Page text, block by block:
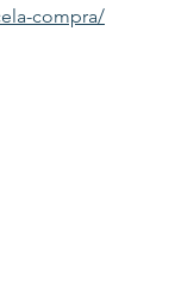
compra/